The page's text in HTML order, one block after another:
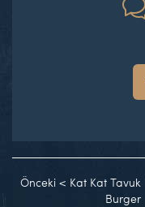
Önceki < Kat Kat Tavuk
Burger